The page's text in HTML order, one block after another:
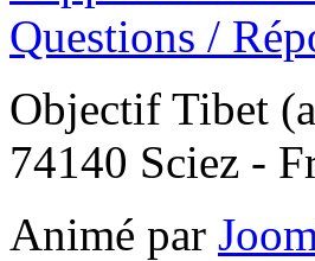
Questions /
Objectif Tibet
74140 Sciez -
Animé par